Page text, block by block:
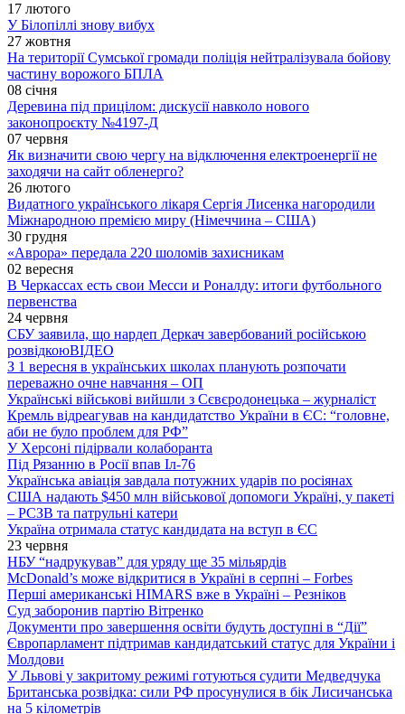
17 лютого
У Білопіллі знову вибух
27 жовтня
На території Сумської громади поліція нейтралізувала бойову
частину ворожого БПЛА
08 січня
Деревина під прицілом: дискусії навколо нового
законопроєкту №4197-Д
07 червня
Як визначити свою чергу на відключення електроенергії не
заходячи на сайт обленерго?
26 лютого
Видатного українського лікаря Сергія Лисенка нагородили
Міжнародною премією миру (Німеччина – США)
30 грудня
«Аврора» передала 220 шоломів захисникам
02 вересня
В Черкассах есть свои Месси и Роналду: итоги футбольного
первенства
24 червня
СБУ заявила, що нардеп Деркач завербований російською
розвідкоюВІДЕО
З 1 вересня в українських школах планують розпочати
переважно очне навчання – ОП
Українські військові вийшли з Сєвєродонецька – журналіст
Кремль відреагував на кандидатство України в ЄС: “головне,
аби не було проблем для РФ”
У Херсоні підірвали колаборанта
Під Рязанню в Росії впав Іл-76
Українська авіація завдала потужних ударів по росіянах
США надають $450 млн військової допомоги Україні, у пакеті
– РСЗВ та патрульні катери
Україна отримала статус кандидата на вступ в ЄС
23 червня
НБУ “надрукував” для уряду ще 35 мільярдів
McDonald’s може відкритися в Україні в серпні – Forbes
Перші американські HIMARS вже в Україні – Резніков
Суд заборонив партію Вітренко
Документи про завершення освіти будуть доступні в “Дії”
Європарламент підтримав кандидатський статус для України і
Молдови
У Львові у закритому режимі готуються судити Медведчука
Британська розвідка: сили РФ просунулися в бік Лисичанська
на 5 кілометрів